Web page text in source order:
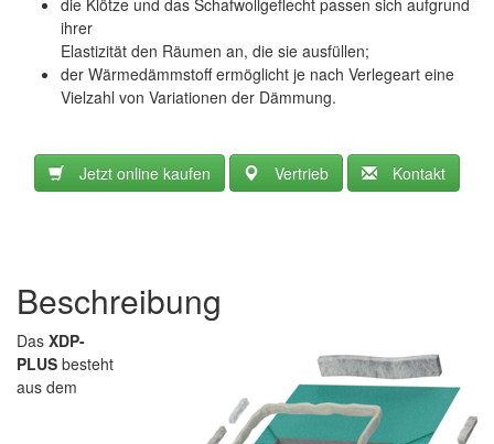
ihrer
Elastizität den Räumen an, die sie ausfüllen;
der Wärmedämmstoff ermöglicht je nach Verlegeart eine
Vielzahl von Variationen der Dämmung.
Jetzt online kaufen Vertrieb Kontakt
Beschreibung
Das XDP-
PLUS besteht
aus dem